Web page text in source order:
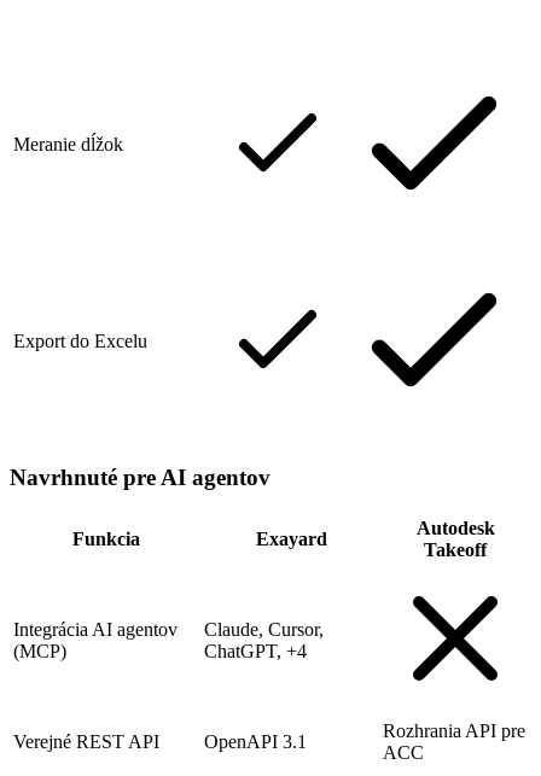
Meranie dĺžok
Export do Excelu
Navrhnuté pre AI agentov
Funkcia Exayard
Autodesk
Takeoff
Integrácia AI agentov
(MCP)
Claude, Cursor,
ChatGPT, +4
Verejné REST API OpenAPI 3.1
Rozhrania API pre
ACC